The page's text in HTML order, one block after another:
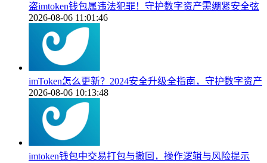
盗imtoken钱包属违法犯罪！守护数字资产需绷紧安全弦
2026-08-06 11:01:46
imToken怎么更新？2024安全升级全指南，守护数字资产
2026-08-06 10:13:48
imtoken钱包中交易打包与撤回，操作逻辑与风险提示